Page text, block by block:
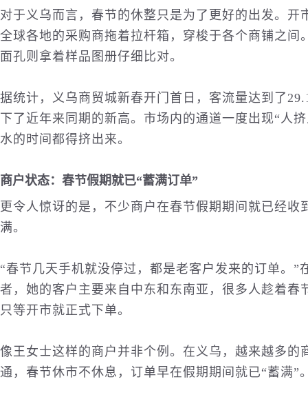
对于义乌而言，春节的休整只是为了更好的出发。
全球各地的采购商拖着拉杆箱，穿梭于各个商铺之
面孔则拿着样品图册仔细比对。
据统计，义乌商贸城新春开门首日，客流量达到了
下了近年来同期的新高。市场内的通道一度出现“人
水的时间都得挤出来。
商户状态：春节假期就已“蓄满订单”
更令人惊讶的是，不少商户在春节假期期间就已经
满。
“春节几天手机就没停过，都是老客户发来的订单。
者，她的客户主要来自中东和东南亚，很多人趁着
只等开市就正式下单。
像王女士这样的商户并非个例。在义乌，越来越多
通，春节休市不休息，订单早在假期期间就已“蓄满”